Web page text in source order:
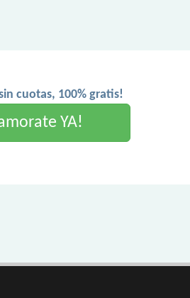
cuotas, 100% gratis!
YA!